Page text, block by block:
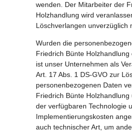
wenden. Der Mitarbeiter der
Holzhandlung wird
Löschverlangen unverzüglich
Wurden die
Friedrich Bünte
ist unser Unternehmen als
Art. 17 Abs. 1 DS-GVO zur
personenbezogenen Daten
Friedrich Bünte
der verfügbaren Technologie
Implementierungskosten
auch technischer Art, um